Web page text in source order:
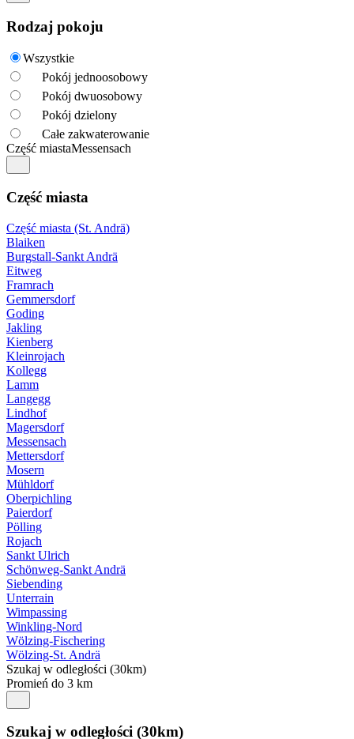
Rodzaj pokoju
Wszystkie
Pokój jednoosobowy
Pokój dwuosobowy
Pokój dzielony
Całe zakwaterowanie
Część miastaMessensach
Część miasta
Część miasta (St. Andrä)
Blaiken
Burgstall-Sankt Andrä
Eitweg
Framrach
Gemmersdorf
Goding
Jakling
Kienberg
Kleinrojach
Kollegg
Lamm
Langegg
Lindhof
Magersdorf
Messensach
Mettersdorf
Mosern
Mühldorf
Oberpichling
Paierdorf
Pölling
Rojach
Sankt Ulrich
Schönweg-Sankt Andrä
Siebending
Unterrain
Wimpassing
Winkling-Nord
Wölzing-Fischering
Wölzing-St. Andrä
Szukaj w odległości (30km)
Promień do 3 km
Szukaj w odległości (30km)